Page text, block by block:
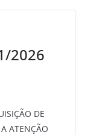
2026
DE
ATENÇÃO